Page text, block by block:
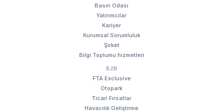
Basın Odası
Yatırımcılar
Kariyer
Kurumsal Sorumluluk
Şirket
Bilgi Toplumu hizmetleri
B2B
FTA Exclusive
Otopark
Ticari Fırsatlar
Havacılık Geliştirme